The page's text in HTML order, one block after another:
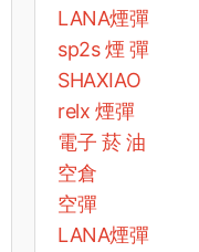
LANA煙彈
sp2s 煙 彈​
SHAXIAO
relx 煙彈
電子 菸 油
空倉
空彈
LANA煙彈